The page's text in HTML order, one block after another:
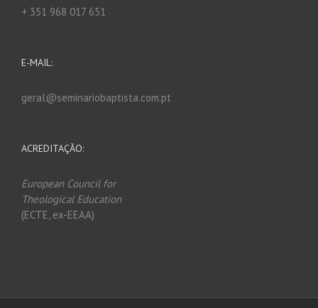
+ 351 968 017 651
E-MAIL:
geral@seminariobaptista.com.pt
ACREDITAÇÃO:
European Council for
Theological Education
(ECTE, ex-EEAA)